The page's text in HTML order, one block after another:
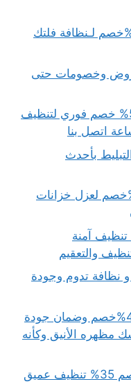
تنظيف فلل بالرياض بـ 45%خصم لـنظافة فلتك
وخصومات حتى
شركة تنظيف منازل بالرياض بـ50% خصم فوري لتنظيف
بأحدث
عزل خزانات بالخرج بـ40%خصم لعزل خزانات
آمنة
بالخرج خصم 40% و نظافة تدوم وجودة
شركة تنظيف مجالس بالخرج بـ45%خصم وضمان جودة
مظهره الأنيق وكأنه
شركة تنظيف مطابخ بالرياض..خصم 35% تنظيف عميق